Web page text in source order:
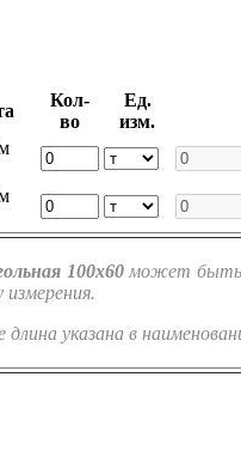
Кол-
во
Ед.
изм.
100х60может быть
указана в